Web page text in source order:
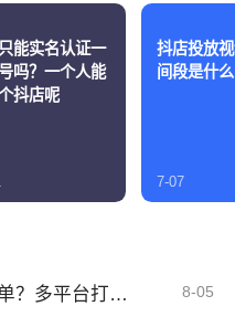
能实名认证一
吗？一个人能
抖店呢
抖店投放
间段是什
7-07
一件代发怎么对接电子面单？多平台打单发货教程 8-05